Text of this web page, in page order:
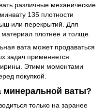
различные механические
135 плотности
или перекрытий. Для
плотнее и толще.
вата может продаваться
задач применяется
Этими моментами
покупкой.
минеральной ваты?
только на заранее